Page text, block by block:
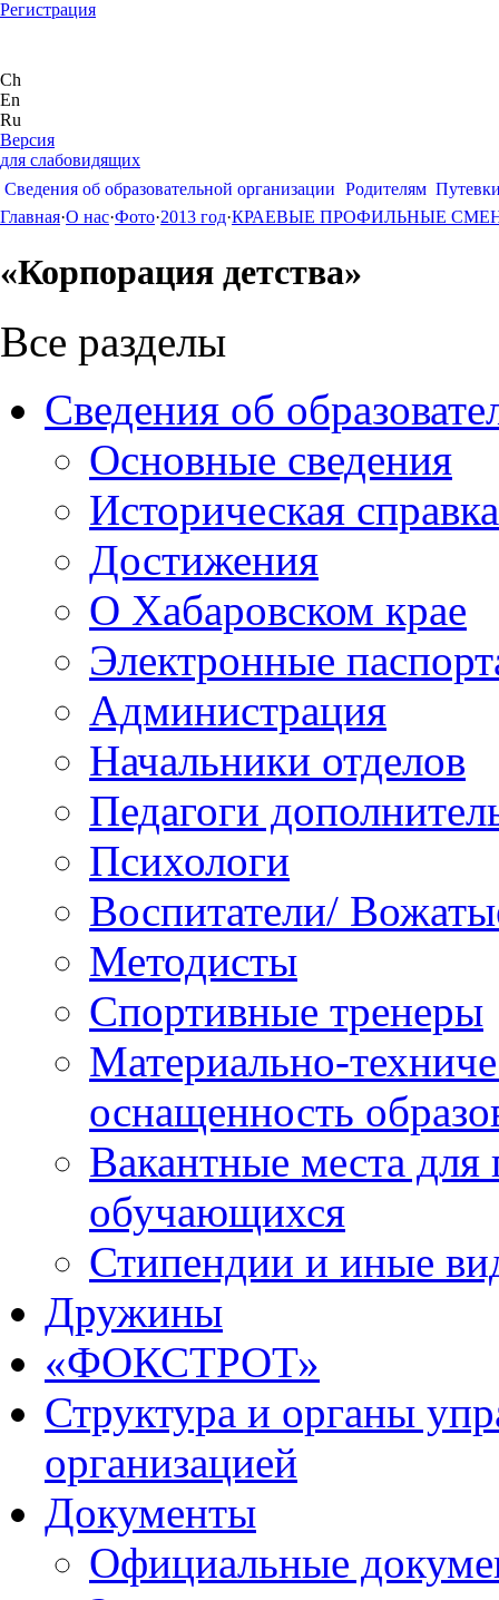
Регистрация
Ch
En
Ru
Версия
для слабовидящих
Сведения об образовательной организации Родителям
Главная·О нас·Фото·2013 год·КРАЕВЫЕ ПРОФИЛЬНЫЕ
«Корпорация детства»
Все разделы
Сведения об
Основные сведения
Историческая справка
Достижения
О Хабаровском крае
Электронные
Администрация
Начальники отделов
Педагоги
Психологи
Воспитатели/
Методисты
Спортивные тренеры
Материально-
оснащенность
Вакантные места для
обучающихся
Стипендии и иные
Дружины
«ФОКСТРОТ»
Структура и органы
организацией
Документы
Официальные